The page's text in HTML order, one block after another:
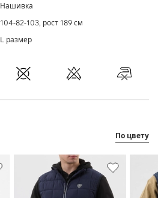
Нашивка
104-82-103, рост 189 см
L размер
По цвету